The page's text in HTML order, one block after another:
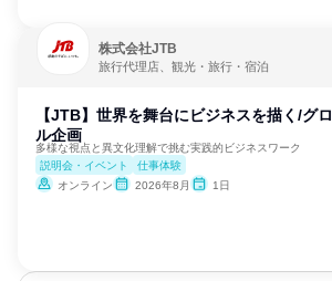
株式会社JTB
旅行代理店、観光・旅行・宿泊
【JTB】世界を舞台にビジネスを描く/グ
ル企画
多様な視点と異文化理解で挑む実践的ビジネスワーク
説明会・イベント
仕事体験
オンライン
2026年8月 1日